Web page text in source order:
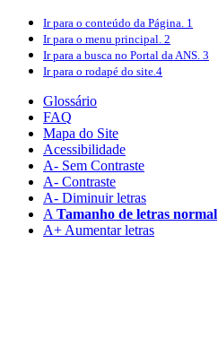
Ir para o conteúdo da Página. 1
Ir para o menu principal. 2
Ir para a busca no Portal da ANS. 3
Ir para o rodapé do site.4
Glossário
FAQ
Mapa do Site
Acessibilidade
A- Sem Contraste
A- Contraste
A- Diminuir letras
A Tamanho de letras normal
A+ Aumentar letras